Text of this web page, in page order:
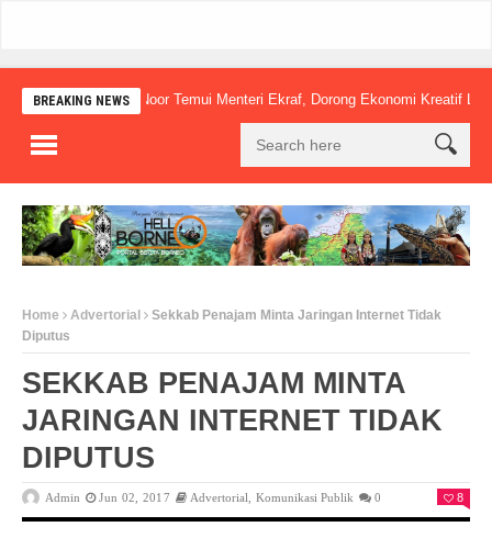
BREAKING NEWS
Mudyat Noor Temui Menteri Ekraf, Dorong Ekonomi Kreatif Lokal Naik
Home Advertorial
Sekkab Penajam Minta Jaringan Internet Tidak
Diputus
SEKKAB PENAJAM MINTA
JARINGAN INTERNET TIDAK
DIPUTUS
Admin Jun 02, 2017 Advertorial, Komunikasi Publik 0 8